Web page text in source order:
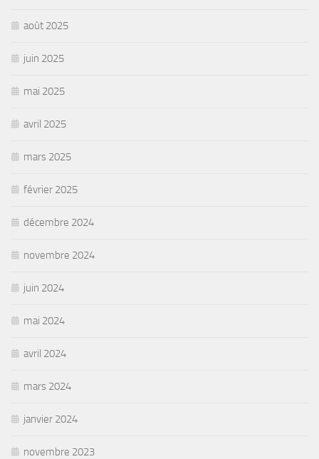
août 2025
juin 2025
mai 2025
avril 2025
mars 2025
février 2025
décembre 2024
novembre 2024
juin 2024
mai 2024
avril 2024
mars 2024
janvier 2024
novembre 2023